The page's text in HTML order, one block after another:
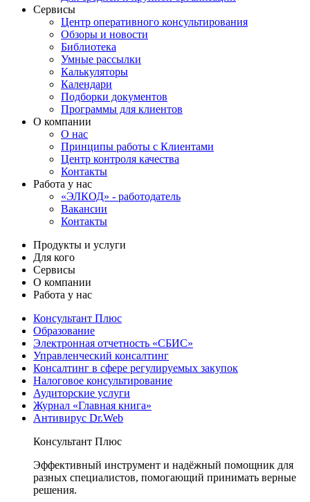
Сервисы
Центр оперативного консультирования
Обзоры и новости
Библиотека
Умные рассылки
Калькуляторы
Календари
Подборки документов
Программы для клиентов
О компании
О нас
Принципы работы с Клиентами
Центр контроля качества
Контакты
Работа у нас
«ЭЛКОД» - работодатель
Вакансии
Контакты
Продукты и услуги
Для кого
Сервисы
О компании
Работа у нас
Консультант Плюс
Образование
Электронная отчетность «СБИС»
Управленческий консалтинг
Консалтинг в сфере регулируемых закупок
Налоговое консультирование
Аудиторские услуги
Журнал «Главная книга»
Антивирус Dr.Web
Консультант Плюс
Эффективный инструмент и надёжный помощник для
разных специалистов, помогающий принимать верные
решения.